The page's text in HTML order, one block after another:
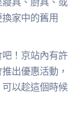
家中的舊用
！京站內有許
出優惠活動，
以趁這個時候